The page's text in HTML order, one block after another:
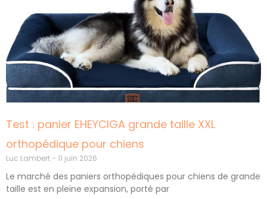
Test : panier EHEYCIGA grande taille XXL
orthopédique pour chiens
Luc Lambert 11 juin 2026
Le marché des paniers orthopédiques pour chiens de grande
taille est en pleine expansion, porté par